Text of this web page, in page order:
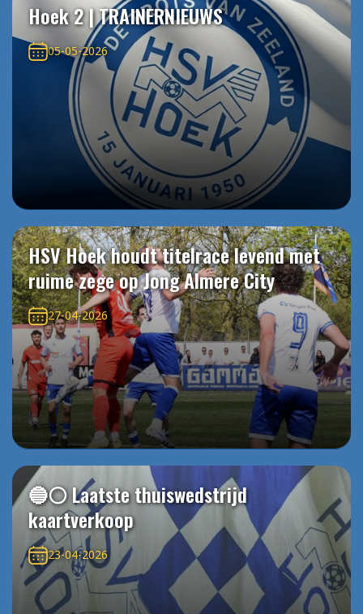
Hoek 2 | TRAINERNIEUWS
05-05-2026
HSV Hoek houdt titelrace levend met
ruime zege op Jong Almere City
27-04-2026
🔵⚪️ Laatste thuiswedstrijd
kaartverkoop
23-04-2026